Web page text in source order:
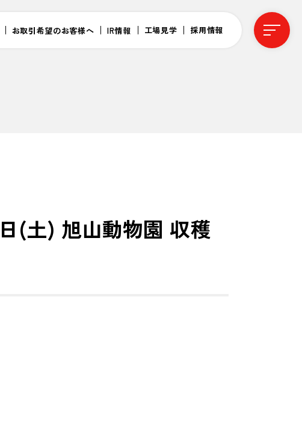
お取引希望のお客様へ IR情報 工場見学 採用情報
(土) 旭山動物園 収穫